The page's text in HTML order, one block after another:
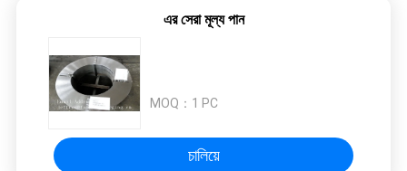
এর সেরা মূল্য পান
MOQ： 1 PC
চালিয়ে